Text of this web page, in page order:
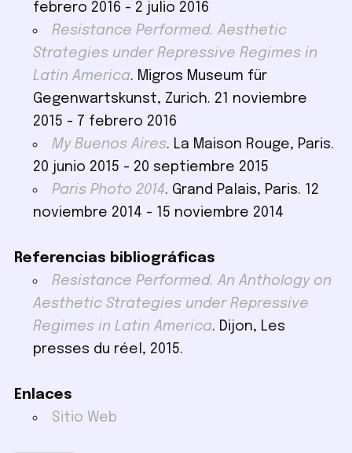
febrero 2016 - 2 julio 2016
Resistance Performed. Aesthetic
Strategies under Repressive Regimes in
Latin America. Migros Museum für
Gegenwartskunst, Zurich. 21 noviembre
2015 - 7 febrero 2016
My Buenos Aires. La Maison Rouge, Paris.
20 junio 2015 - 20 septiembre 2015
Paris Photo 2014. Grand Palais, Paris. 12
noviembre 2014 - 15 noviembre 2014
Referencias bibliográficas
Resistance Performed. An Anthology on
Aesthetic Strategies under Repressive
Regimes in Latin America. Dijon, Les
presses du réel, 2015.
Enlaces
Sitio Web